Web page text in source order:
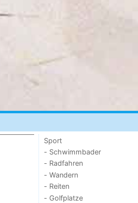
Sport
- Schwimmbader
- Radfahren
- Wandern
- Reiten
- Golfplatze